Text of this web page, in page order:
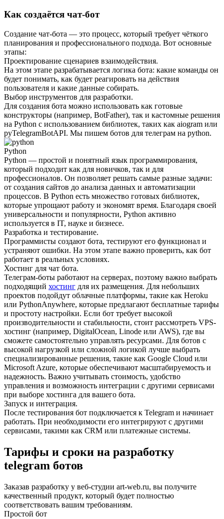
Как создаётся чат-бот
Создание чат-бота — это процесс, который требует чёткого
планирования и профессионального подхода. Вот основные
этапы:
Проектирование сценариев взаимодействия.
На этом этапе разрабатывается логика бота: какие команды он
будет понимать, как будет реагировать на действия
пользователя и какие данные собирать.
Выбор инструментов для разработки.
Для создания бота можно использовать как готовые
конструкторы (например, BotFather), так и кастомные решения
на Python с использованием библиотек, таких как aiogram или
pyTelegramBotAPI. Мы пишем ботов для телеграм на python.
Python
Python — простой и понятный язык программирования,
который подходит как для новичков, так и для
профессионалов. Он позволяет решать самые разные задачи:
от создания сайтов до анализа данных и автоматизации
процессов. В Python есть множество готовых библиотек,
которые упрощают работу и экономят время. Благодаря своей
универсальности и популярности, Python активно
используется в IT, науке и бизнесе.
Разработка и тестирование.
Программисты создают бота, тестируют его функционал и
устраняют ошибки. На этом этапе важно проверить, как бот
работает в реальных условиях.
Хостинг для чат бота.
Телеграм-боты работают на серверах, поэтому важно выбрать
подходящий хостинг для их размещения. Для небольших
проектов подойдут облачные платформы, такие как Heroku
или PythonAnywhere, которые предлагают бесплатные тарифы
и простоту настройки. Если бот требует высокой
производительности и стабильности, стоит рассмотреть VPS-
хостинг (например, DigitalOcean, Linode или AWS), где вы
сможете самостоятельно управлять ресурсами. Для ботов с
высокой нагрузкой или сложной логикой лучше выбрать
специализированные решения, такие как Google Cloud или
Microsoft Azure, которые обеспечивают масштабируемость и
надежность. Важно учитывать стоимость, удобство
управления и возможность интеграции с другими сервисами
при выборе хостинга для вашего бота.
Запуск и интеграция.
После тестирования бот подключается к Telegram и начинает
работать. При необходимости его интегрируют с другими
сервисами, такими как CRM или платежные системы.
Тарифы и сроки на разработку
telegram ботов
Заказав разработку у веб-студии art-web.ru, вы получите
качественный продукт, который будет полностью
соответствовать вашим требованиям.
Простой бот